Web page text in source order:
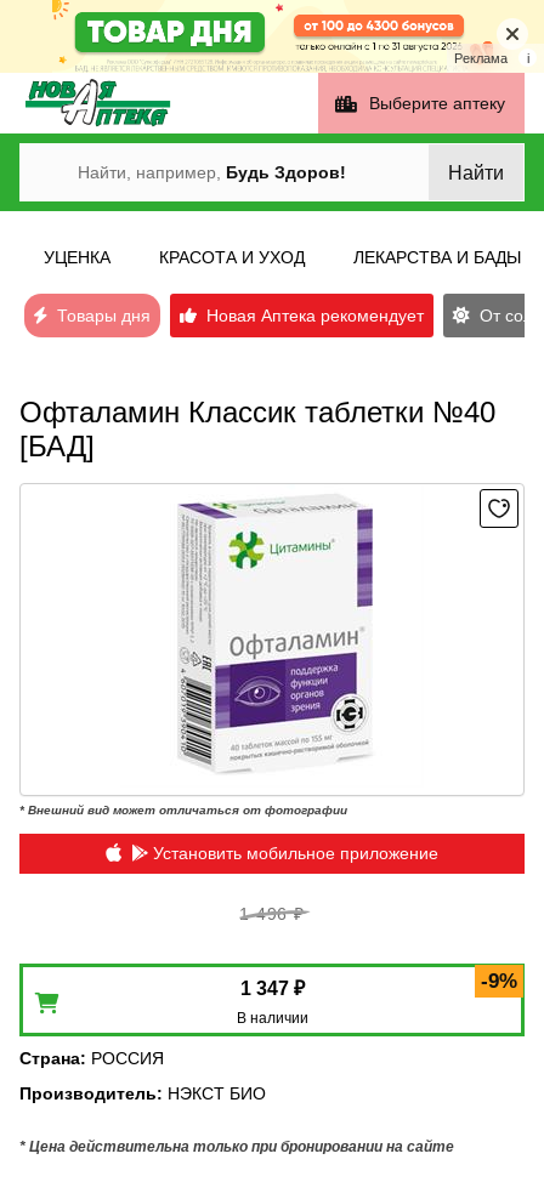
Реклама i
Выберите аптеку
Найти, например, Будь Здоров! Найти
УЦЕНКА КРАСОТА И УХОД ЛЕКАРСТВА И БАДЫ
Товары дня Новая Аптека рекомендует От
Офталамин Классик таблетки №40
[БАД]
* Внешний вид может отличаться от фотографии
Установить мобильное приложение
1 496 ₽
-9%
1 347 ₽
В наличии
Страна: РОССИЯ
Производитель: НЭКСТ БИО
* Цена действительна только при бронировании на сайте